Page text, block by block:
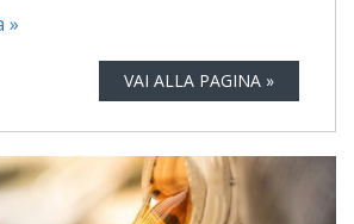
»
VAI ALLA PAGINA »